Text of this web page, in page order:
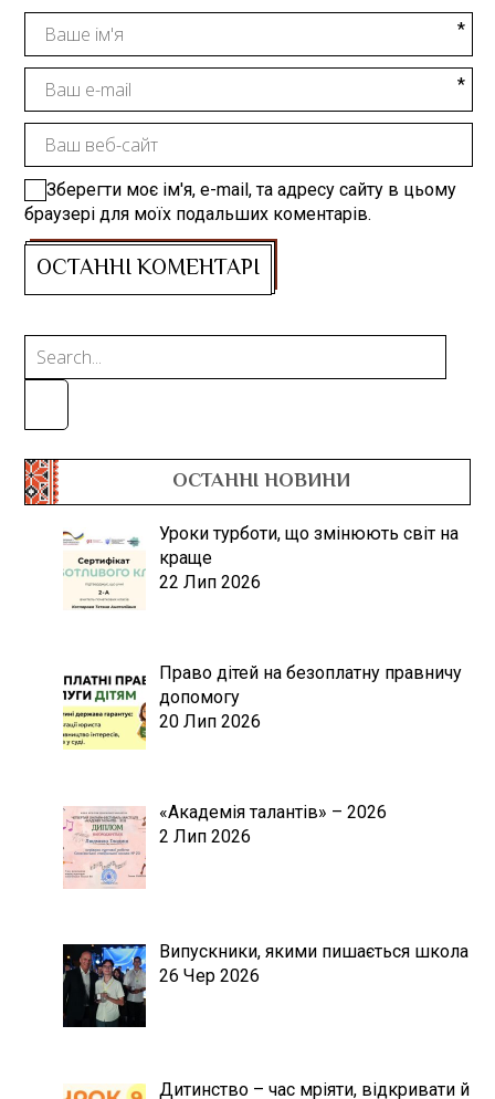
Зберегти моє ім'я, e-mail, та адресу сайту в цьому
браузері для моїх подальших коментарів.
ОСТАННІ НОВИНИ
Уроки турботи, що змінюють світ на
краще
22 Лип 2026
Право дітей на безоплатну правничу
допомогу
20 Лип 2026
«Академія талантів» – 2026
2 Лип 2026
Випускники, якими пишається школа
26 Чер 2026
Дитинство – час мріяти, відкривати й